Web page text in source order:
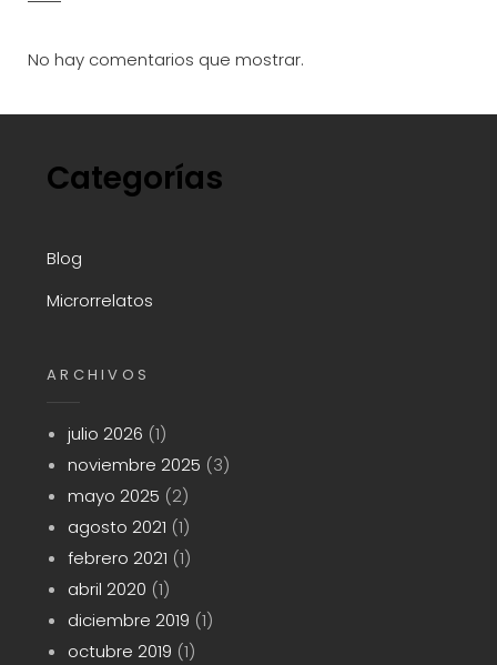
No hay comentarios que mostrar.
Categorías
Blog
Microrrelatos
ARCHIVOS
julio 2026 (1)
noviembre 2025 (3)
mayo 2025 (2)
agosto 2021 (1)
febrero 2021 (1)
abril 2020 (1)
diciembre 2019 (1)
octubre 2019 (1)